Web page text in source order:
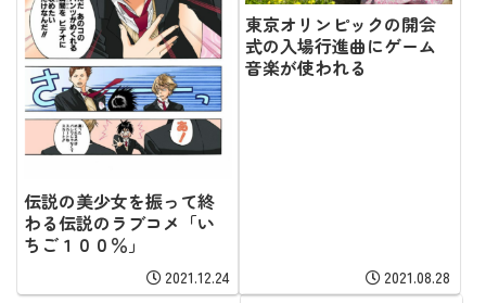
伝説の美少女を振って終
わる伝説のラブコメ「い
ちご１００％」
2021.12.24
東京オリンピックの開会
式の入場行進曲にゲーム
音楽が使われる
2021.08.28